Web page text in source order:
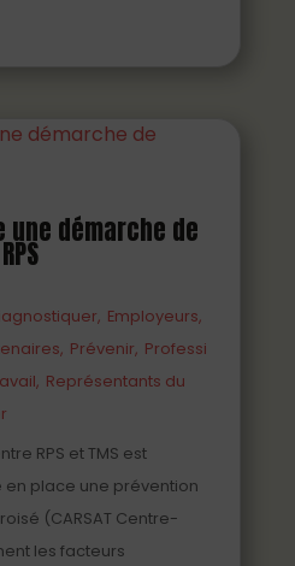
démarche de
Employeurs
Prévenir Professi
Représentants du
RPS et TMS est
place une prévention
(CARSAT Centre-
les facteurs